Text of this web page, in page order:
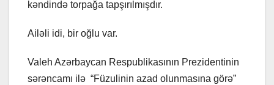
kəndində torpağa tapşırılmışdır.
Ailəli idi, bir oğlu var.
Valeh Azərbaycan Respublikasının Prezidentinin
sərəncamı ilə “Füzulinin azad olunmasına görə”